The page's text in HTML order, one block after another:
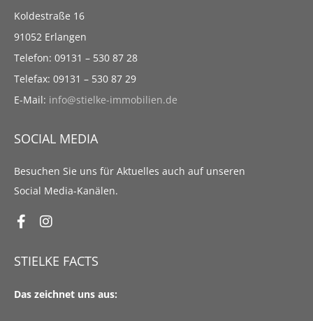
Koldestraße 16
91052 Erlangen
Telefon: 09131 – 530 87 28
Telefax: 09131 – 530 87 29
E-Mail: info@stielke-immobilien.de
SOCIAL MEDIA
Besuchen Sie uns für Aktuelles auch auf unseren
Social Media-Kanälen.
STIELKE FACTS
Das zeichnet uns aus: